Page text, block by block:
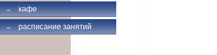
→ кафе
→ расписание занятий